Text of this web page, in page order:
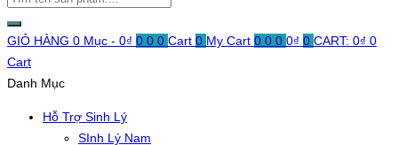
GIỎ HÀNG 0 Mục - 0₫ 0 0 0 Cart 0 My Cart 0 0 0 0₫ 0 CART: 0₫ 0
Cart
Danh Mục
Hỗ Trợ Sinh Lý
SInh Lý Nam